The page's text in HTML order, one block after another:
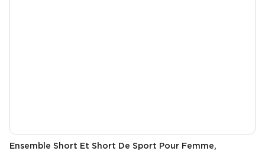
Ensemble Short Et Short De Sport Pour Femme,